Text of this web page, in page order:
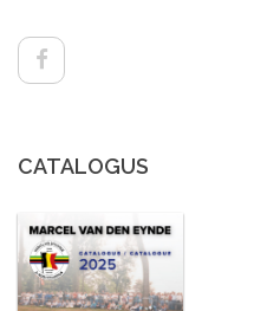
CATALOGUS